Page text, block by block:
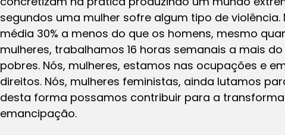
segundos uma mulher sofre algum tipo de
média 30% a menos do que os homens, mesmo
mulheres, trabalhamos 16 horas semanais a mais
pobres. Nós, mulheres, estamos nas ocupações e
direitos. Nós, mulheres feministas, ainda lutamos
desta forma possamos contribuir para a
emancipação.